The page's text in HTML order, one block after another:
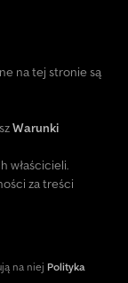
na tej stronie są
Warunki
właścicieli.
za treści
na niej Polityka